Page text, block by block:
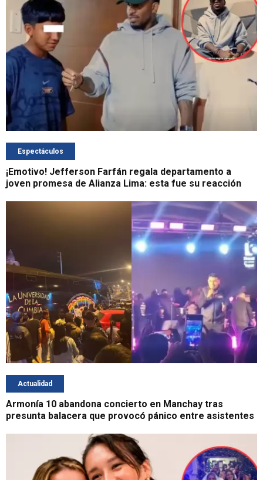
Espectáculos
¡Emotivo! Jefferson Farfán regala departamento a
joven promesa de Alianza Lima: esta fue su reacción
Actualidad
Armonía 10 abandona concierto en Manchay tras
presunta balacera que provocó pánico entre asistentes